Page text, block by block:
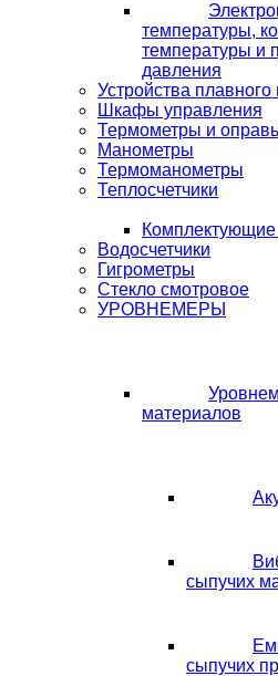
температуры,
температуры и
давления
Устройства плавного
Шкафы управления
Термометры и
Манометры
Термоманометры
Теплосчетчики
Комплектующие
Водосчетчики
Гигрометры
Стекло смотровое
УРОВНЕМЕРЫ
материалов
сыпучих
сыпучих